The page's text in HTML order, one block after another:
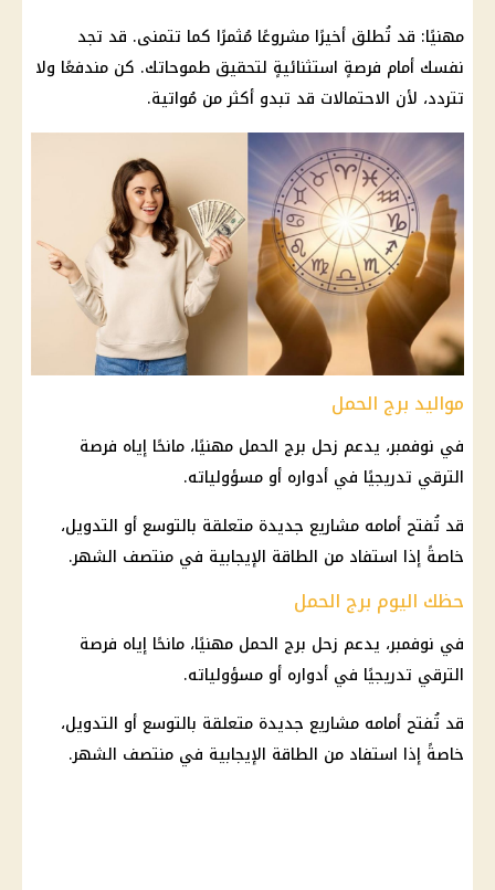
مهنيًا: قد تُطلق أخيرًا مشروعًا مُثمرًا كما تتمنى. قد تجد
نفسك أمام فرصةٍ استثنائيةٍ لتحقيق طموحاتك. كن مندفعًا ولا
تتردد، لأن الاحتمالات قد تبدو أكثر من مُواتية.
مواليد برج الحمل
في نوفمبر، يدعم زحل برج الحمل مهنيًا، مانحًا إياه فرصة
الترقي تدريجيًا في أدواره أو مسؤولياته.
قد تُفتح أمامه مشاريع جديدة متعلقة بالتوسع أو التدويل،
خاصةً إذا استفاد من الطاقة الإيجابية في منتصف الشهر.
حظك اليوم برج الحمل
في نوفمبر، يدعم زحل برج الحمل مهنيًا، مانحًا إياه فرصة
الترقي تدريجيًا في أدواره أو مسؤولياته.
قد تُفتح أمامه مشاريع جديدة متعلقة بالتوسع أو التدويل،
خاصةً إذا استفاد من الطاقة الإيجابية في منتصف الشهر.